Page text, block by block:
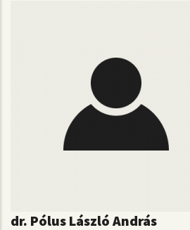
dr. Pólus László András